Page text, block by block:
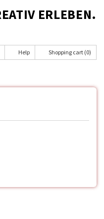
ERLEBEN.
Help Shopping cart (0)